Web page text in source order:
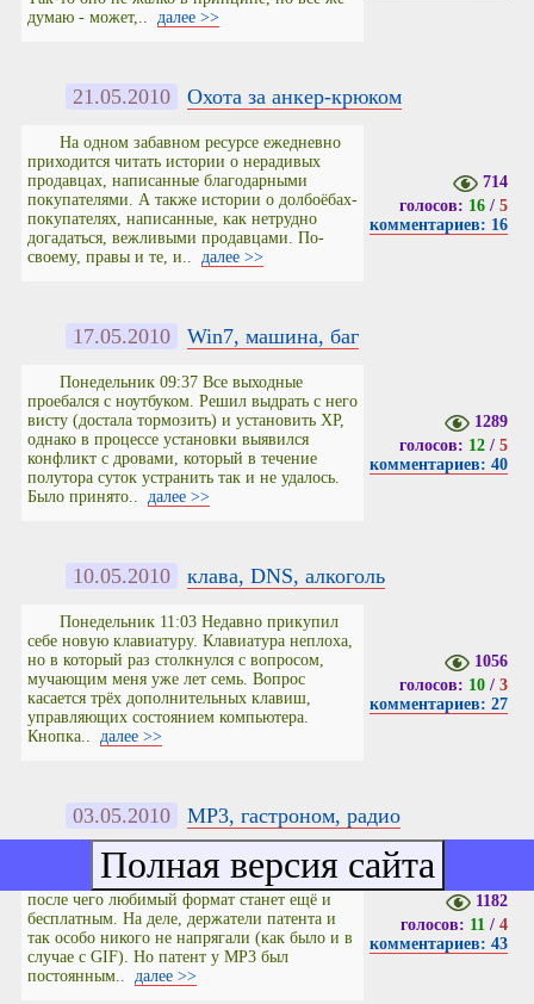
думаю - может,.. далее >>
21.05.2010 Охота за анкер-крюком
На одном забавном ресурсе ежедневно
приходится читать истории о нерадивых
продавцах, написанные благодарными
покупателями. А также истории о долбоёбах-
покупателях, написанные, как нетрудно
догадаться, вежливыми продавцами. По-
своему, правы и те, и.. далее >>
714
голосов: 16/ 5
комментариев: 16
17.05.2010 Win7, машина, баг
Понедельник 09:37 Все выходные
проебался с ноутбуком. Решил выдрать с него
висту (достала тормозить) и установить XP,
однако в процессе установки выявился
конфликт с дровами, который в течение
полутора суток устранить так и не удалось.
Было принято.. далее >>
1289
голосов: 12/ 5
комментариев: 40
10.05.2010 клава, DNS, алкоголь
Понедельник 11:03 Недавно прикупил
себе новую клавиатуру. Клавиатура неплоха,
но в который раз столкнулся с вопросом,
мучающим меня уже лет семь. Вопрос
касается трёх дополнительных клавиш,
управляющих состоянием компьютера.
Кнопка.. далее >>
1056
голосов: 10/ 3
комментариев: 27
03.05.2010 MP3, гастроном, радио
Понедельник 14:05 Мало кто знает, что в
этом году истекает срок патента на MP3,
после чего любимый формат станет ещё и
бесплатным. На деле, держатели патента и
так особо никого не напрягали (как было и в
случае с GIF). Но патент у MP3 был
постоянным.. далее >>
1182
голосов: 11 / 4
комментариев: 43